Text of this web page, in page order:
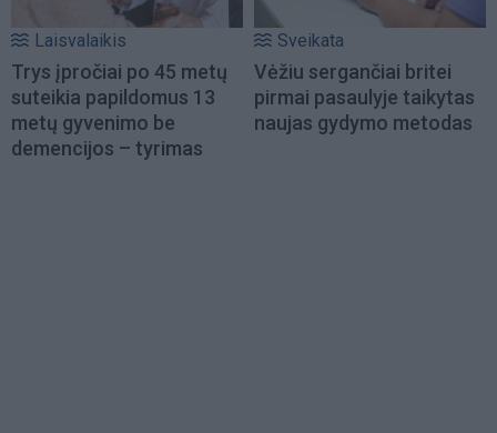
Laisvalaikis
Trys įpročiai po 45 metų
suteikia papildomus 13
metų gyvenimo be
demencijos – tyrimas
Sveikata
Vėžiu sergančiai britei
pirmai pasaulyje taikytas
naujas gydymo metodas